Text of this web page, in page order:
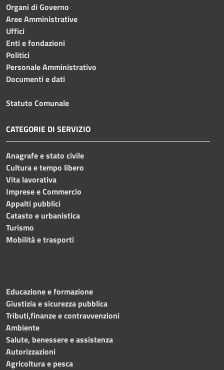
Organi di Governo
Aree Amministrative
Uffici
Enti e fondazioni
Politici
Personale Amministrativo
Documenti e dati
Statuto Comunale
CATEGORIE DI SERVIZIO
Anagrafe e stato civile
Cultura e tempo libero
Vita lavorativa
Imprese e Commercio
Appalti pubblici
Catasto e urbanistica
Turismo
Mobilità e trasporti
Educazione e formazione
Giustizia e sicurezza pubblica
Tributi,finanze e contravvenzioni
Ambiente
Salute, benessere e assistenza
Autorizzazioni
Agricoltura e pesca